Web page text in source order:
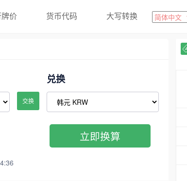
价 货币代码 大写转换
交换
兑换
立即换算